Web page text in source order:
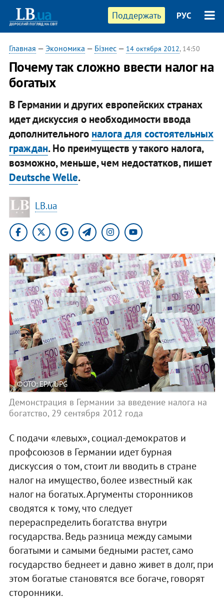
Поддержать РУС
Главная — Экономика — Бізнес— 14 октября 2012, 14:50
Почему так сложно ввести налог на
богатых
В Германии и других европейских странах
идет дискуссия о необходимости ввода
дополнительного налога для состоятельных
граждан. Но преимуществ у такого налога,
возможно, меньше, чем недостатков, пишет
Deutsche Welle.
LB.ua
ФОТО: EPA/UPG
Демонстрация в Германии за введение налога на
богатство, 29 сентября 2012 года
С подачи «левых», социал-демократов и
профсоюзов в Германии идет бурная
дискуссия о том, стоит ли вводить в стране
налог на имущество, более известный как
налог на богатых. Аргументы сторонников
сводятся к тому, что следует
перераспределить богатства внутри
государства. Ведь разница между самыми
богатыми и самыми бедными растет, само
государство беднеет и давно живет в долг, при
этом богатые становятся все богаче, говорят
сторонники.